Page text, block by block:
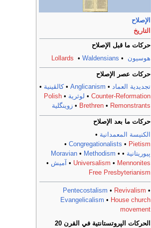
الإصلاح
التاريخ
حركات ما قبل الإصلاح
هوسيون •
Lollards • Waldensians
حركات عصر الإصلاح
تجديدية العماد •
Anglicanism
•كالڤينية •
Counter-Reformation
• لوثرية •
Polish
Brethren • Remonstrants
• زوينگلية
حركات ما بعد الإصلاح
الكنيسة المعمدانية •
Congregationalists • Pietism
•
پيوريتانية •
Moravian • Methodism •
Universalism • Mennonites
• آميش •
Free Presbyterianism
Pentecostalism • Revivalism •
Evangelicalism • House church
movement
الحركات الپروتستانتية في القرن 20